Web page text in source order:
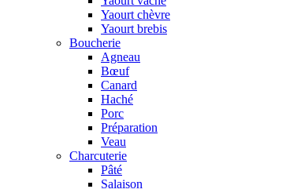
Yaourt chèvre
Yaourt brebis
Boucherie
Agneau
Bœuf
Canard
Haché
Porc
Préparation
Veau
Charcuterie
Pâté
Salaison